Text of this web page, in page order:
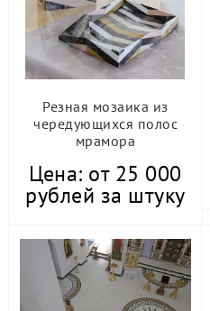
Резная мозаика из
чередующихся полос
мрамора
Цена: от 25 000
рублей за штуку